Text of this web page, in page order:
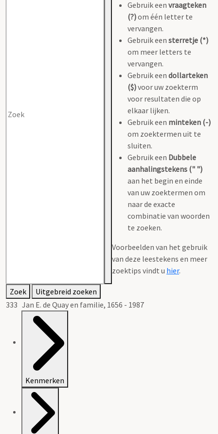
Gebruik een vraagteken
(?)om één letter te
vervangen.
Gebruik een sterretje (*)
om meer letters te
vervangen.
Gebruik een dollarteken
($)voor uw zoekterm
voor resultaten die op
elkaar lijken.
Gebruik een minteken (-)
om zoektermen uit te
sluiten.
Gebruik een Dubbele
aanhalingstekens (" ")
aan het begin en einde
van uw zoektermen om
naar de exacte
combinatie van woorden
te zoeken.
Voorbeelden van het gebruik
van deze leestekens en meer
zoektips vindt u hier.
Zoek
Uitgebreid zoeken
333 Jan E. de Quay en familie, 1656 - 1987
Kenmerken